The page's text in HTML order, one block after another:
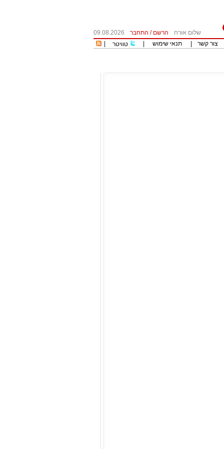
שלום אורח הרשם / התחבר
09.08.2026
צור קשר תנאי שימוש טוויטר